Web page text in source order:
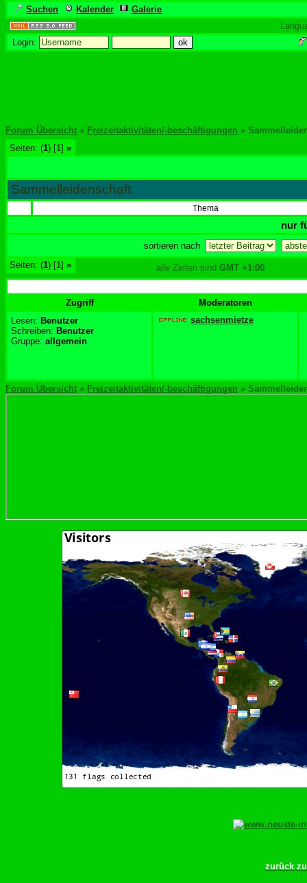
Suchen Kalender
Galerie
Login:
Forum Übersicht » Freizeitaktivitäten/-beschäftigungen »
Seiten: (1) [1] »
Sammelleidenschaft
Thema
nur
sortieren nach
Seiten: (1) [1] » alle Zeiten sind GMT +1:00
Zugriff
Moderatoren
Lesen: Benutzer
Schreiben: Benutzer
Gruppe: allgemein
sachsenmietze
Forum Übersicht » Freizeitaktivitäten/-beschäftigungen »
zurück